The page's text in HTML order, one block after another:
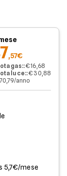
,57€
gas::€ 16,68
luce::€ 30,88
anno
5,7€/mese